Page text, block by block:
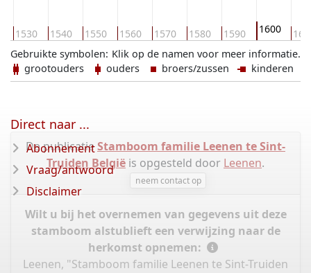
1530 1540 1550 1560 1570 1580 1590 1600
Klik op de namen voor meer informatie.
Gebruikte symbolen:
grootouders
ouders broers/zussen kinderen
De publicatieStamboom familie Leenen te Sint-
Truiden België is opgesteld door Leenen.
neem contact op
Wilt u bij het overnemen van gegevens uit deze
stamboom alstublieft een verwijzing naar de
herkomst opnemen:
Leenen, "Stamboom familie Leenen te Sint-Truiden
Direct naar ...
Abonnement
Vraag/antwoord
Disclaimer